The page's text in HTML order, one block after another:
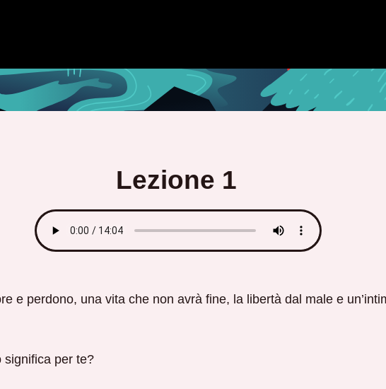
Lezione 1
e perdono, una vita che non avrà fine, la libertà dal male e
significa per te?